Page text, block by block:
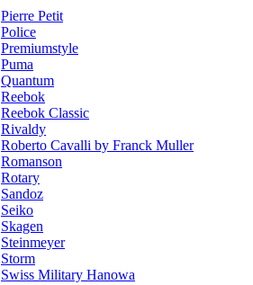
Pierre Petit
Police
Premiumstyle
Puma
Quantum
Reebok
Reebok Classic
Rivaldy
Roberto Cavalli by Franck Muller
Romanson
Rotary
Sandoz
Seiko
Skagen
Steinmeyer
Storm
Swiss Military Hanowa